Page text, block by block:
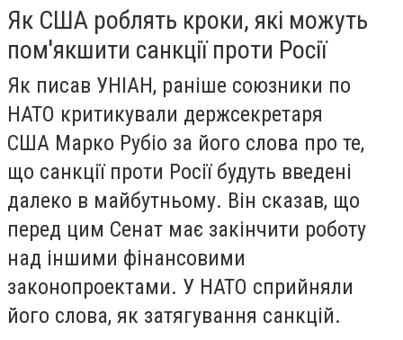
Як США роблять кроки, які можуть
пом'якшити санкції проти Росії
Як писав УНІАН, раніше союзники по
НАТО критикували держсекретаря
США Марко Рубіо за його слова про те,
що санкції проти Росії будуть введені
далеко в майбутньому. Він сказав, що
перед цим Сенат має закінчити роботу
над іншими фінансовими
законопроектами. У НАТО сприйняли
його слова, як затягування санкцій.